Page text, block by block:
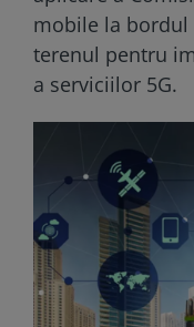
mobile la bordul
terenul pentru
a serviciilor 5G.